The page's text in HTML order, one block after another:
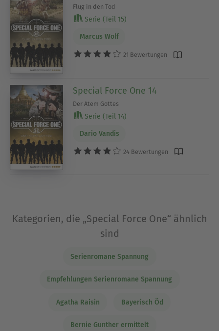
Flug in den Tod
Serie (Teil 15)
Marcus Wolf
21 Bewertungen
Special Force One 14
Der Atem Gottes
Serie (Teil 14)
Dario Vandis
24 Bewertungen
Kategorien, die „Special Force One“ ähnlich
sind
Serienromane Spannung
Empfehlungen Serienromane Spannung
Agatha Raisin Bayerisch Öd
Bernie Gunther ermittelt